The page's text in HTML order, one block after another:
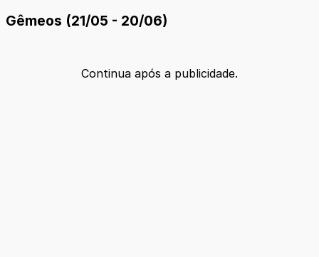
Gêmeos (21/05 - 20/06)
Continua após a publicidade.